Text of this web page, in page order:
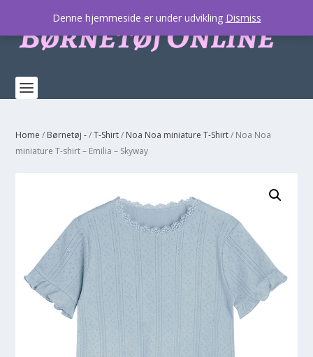
Home / Børnetøj -/T-Shirt/ Noa Noa miniature T-Shirt/ Noa Noa
miniature T-shirt – Emilia – Skyway
Denne hjemmeside er under udvikling Dismiss